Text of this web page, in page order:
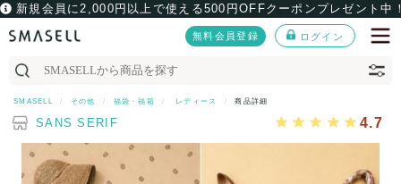
新規会員に2,000円以上で使える500円OFFクーポンプレゼント中
無料会員登録 ログイン
SMASELL その他 福袋・福箱 レディース 商品詳細
SANS SERIF 4.7